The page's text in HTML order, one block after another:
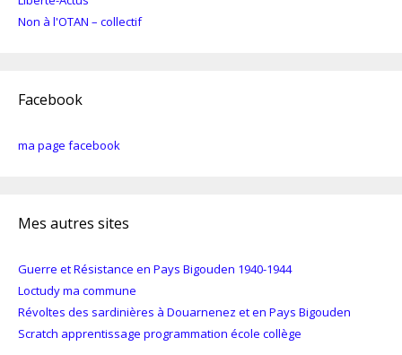
Non à l'OTAN – collectif
Facebook
ma page facebook
Mes autres sites
Guerre et Résistance en Pays Bigouden 1940-1944
Loctudy ma commune
Révoltes des sardinières à Douarnenez et en Pays Bigouden
Scratch apprentissage programmation école collège